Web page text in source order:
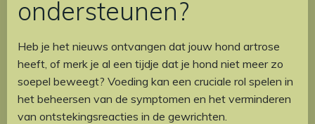
ondersteunen?
Heb je het nieuws ontvangen dat jouw hond artrose
heeft, of merk je al een tijdje dat je hond niet meer zo
soepel beweegt? Voeding kan een cruciale rol spelen in
het beheersen van de symptomen en het verminderen
van ontstekingsreacties in de gewrichten.